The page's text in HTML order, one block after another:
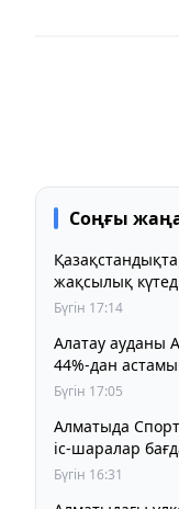
Соңғы
жақсылық
Бүгін 17:14
Алатау ауданы
44%-дан
Бүгін 17:05
Алматыда
іс-шаралар
Бүгін 16:31